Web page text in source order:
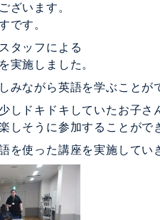
ざいます。
です。
タッフによる
実施しました。
みながら英語を学ぶことが
しドキドキしていたお子さ
しそうに参加することがで
を使った講座を実施してい